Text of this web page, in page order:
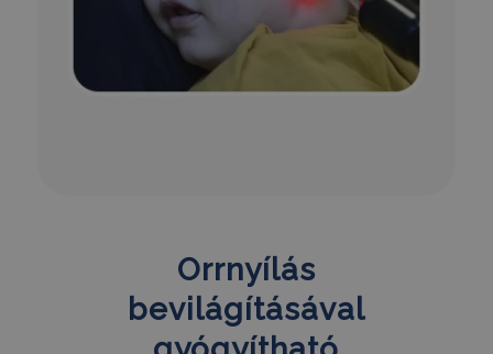
Orrnyílás
bevilágításával